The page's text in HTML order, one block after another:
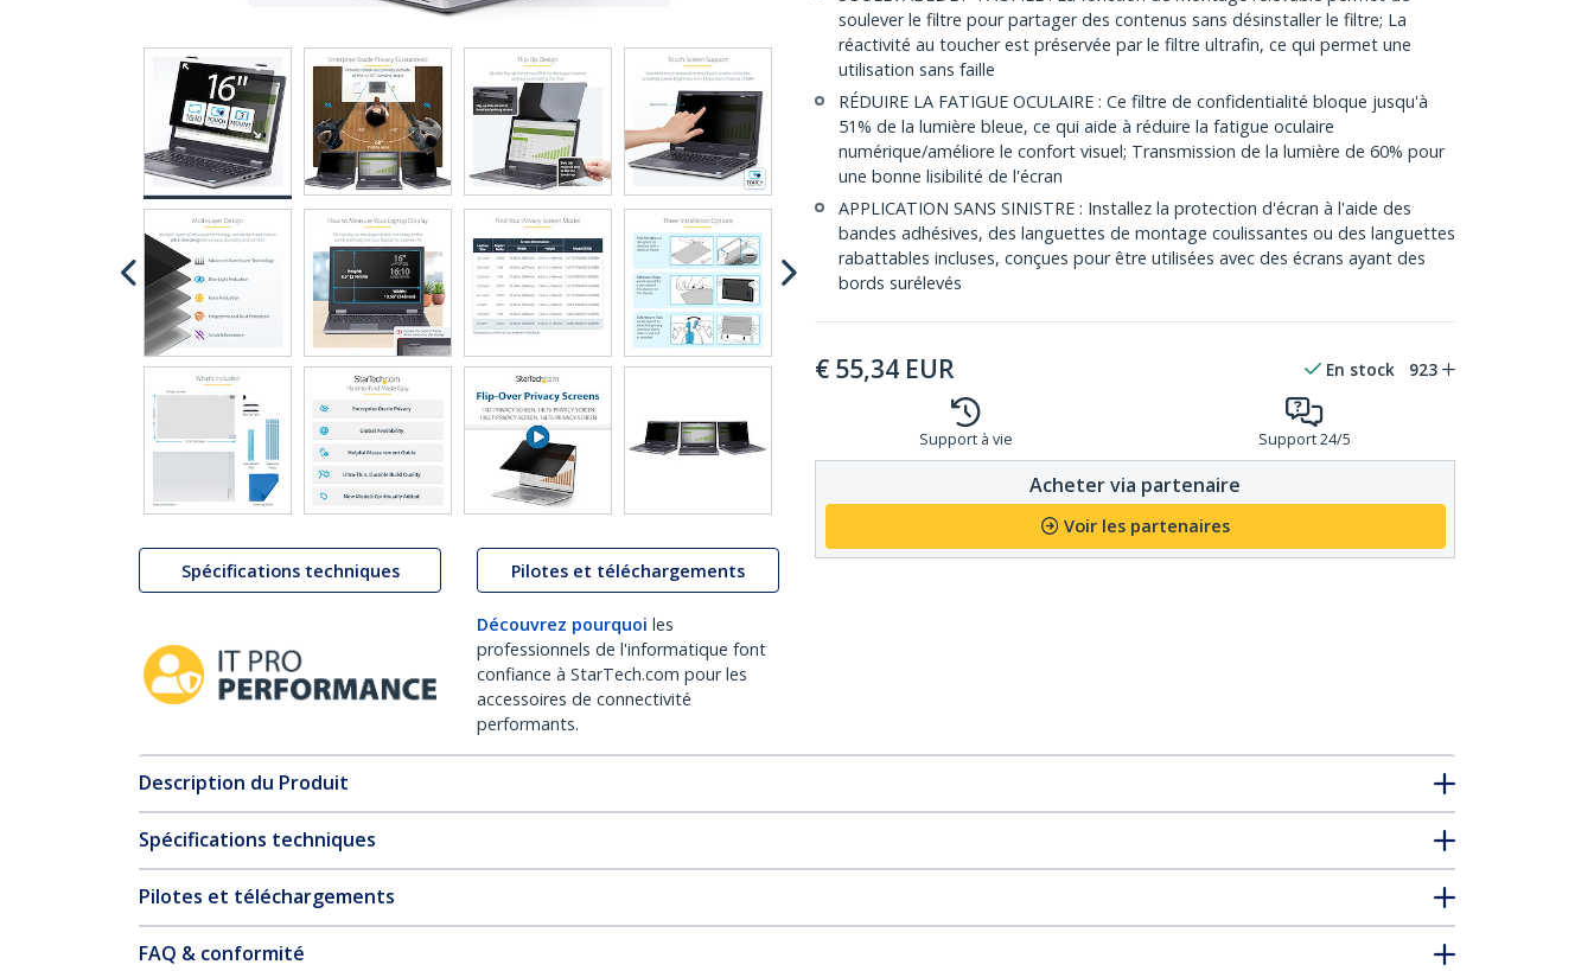
Spécifications techniques Pilotes et téléchargements
Découvrez pourquoi les
professionnels de l'informatique font
confiance à StarTech.com pour les
accessoires de connectivité
performants.
soulever le filtre pour partager des contenus sans désinstaller le filtre; La
réactivité au toucher est préservée par le filtre ultrafin, ce qui permet une
utilisation sans faille
RÉDUIRE LA FATIGUE OCULAIRE : Ce filtre de confidentialité bloque jusqu'à
51% de la lumière bleue, ce qui aide à réduire la fatigue oculaire
numérique/améliore le confort visuel; Transmission de la lumière de 60% pour
une bonne lisibilité de l'écran
APPLICATION SANS SINISTRE : Installez la protection d'écran à l'aide des
bandes adhésives, des languettes de montage coulissantes ou des languettes
rabattables incluses, conçues pour être utilisées avec des écrans ayant des
bords surélevés
€ 55,34 EUR En stock 923
Support à vie Support 24/5
Acheter via partenaire
Voir les partenaires
Description du Produit
Spécifications techniques
Pilotes et téléchargements
FAQ & conformité